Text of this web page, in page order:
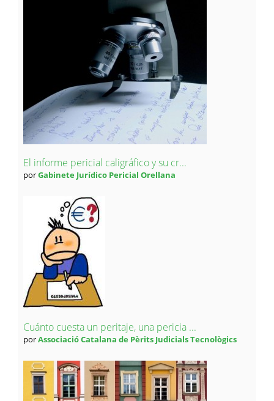
El informe pericial caligráfico y su cr...
porGabinete Jurídico Pericial Orellana
Cuánto cuesta un peritaje, una pericia ...
porAssociació Catalana de Pèrits Judicials Tecnològics